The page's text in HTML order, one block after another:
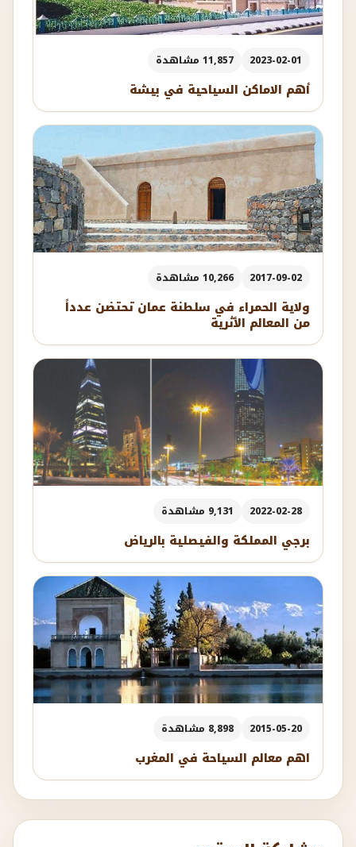
2023-02-01 11,857 مشاهدة
أهم الاماكن السياحية في بيشة
2017-09-02 10,266 مشاهدة
ولاية الحمراء في سلطنة عمان تحتضن عدداً
من المعالم الأثرية
2022-02-28 9,131 مشاهدة
برجي المملكة والفيصلية بالرياض
2015-05-20 8,898 مشاهدة
اهم معالم السياحة في المغرب